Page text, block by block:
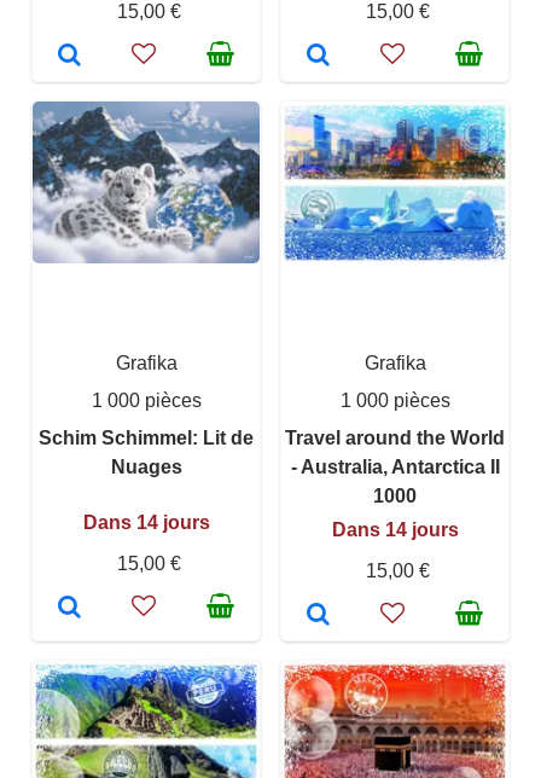
15,00 €
15,00 €
Grafika
1 000 pièces
Schim Schimmel: Lit de
Nuages
Dans 14 jours
15,00 €
Grafika
1 000 pièces
Travel around the World
- Australia, Antarctica II
1000
Dans 14 jours
15,00 €